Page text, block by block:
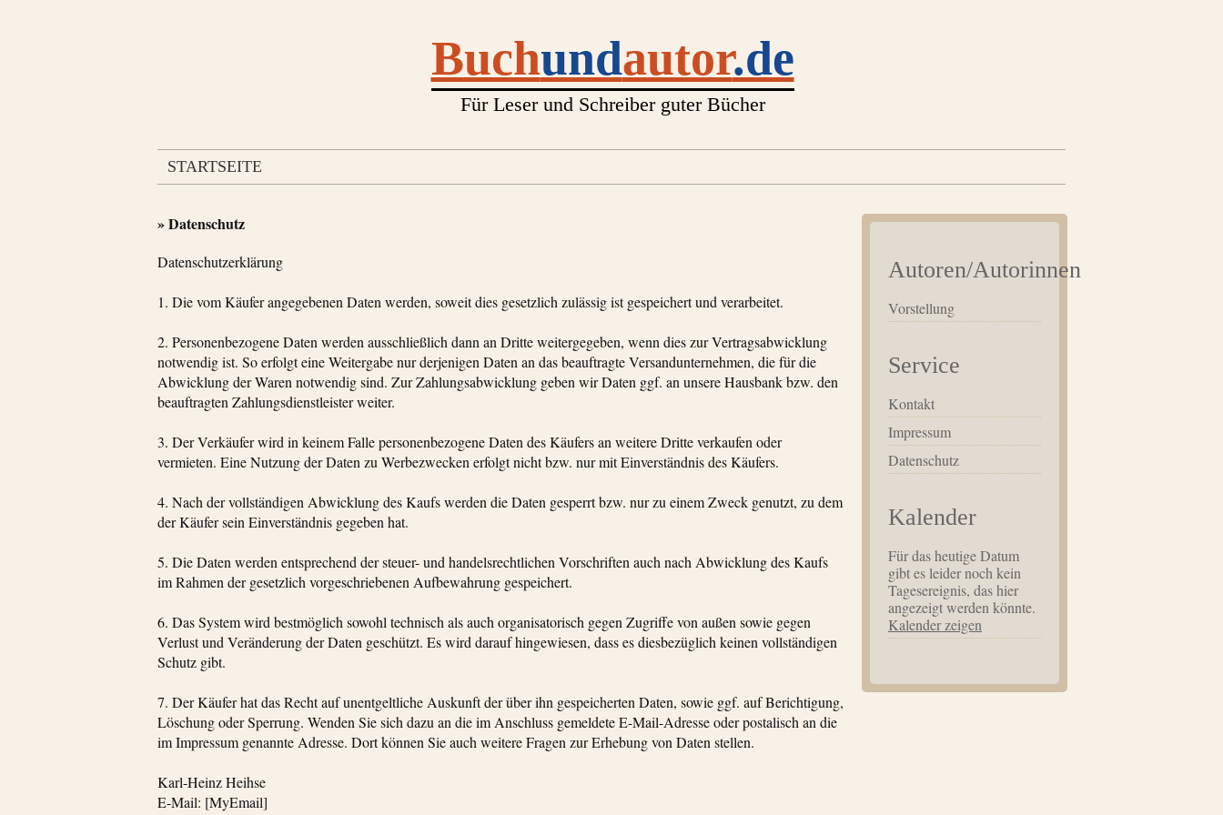
Buchundautor.de
Für Leser und Schreiber guter Bücher
STARTSEITE
» Datenschutz
Datenschutzerklärung
1. Die vom Käufer angegebenen Daten werden, soweit dies gesetzlich zulässig ist gespeichert und verarbeitet.
2. Personenbezogene Daten werden ausschließlich dann an Dritte weitergegeben, wenn dies zur Vertragsabwicklung
notwendig ist. So erfolgt eine Weitergabe nur derjenigen Daten an das beauftragte Versandunternehmen, die für die
Abwicklung der Waren notwendig sind. Zur Zahlungsabwicklung geben wir Daten ggf. an unsere Hausbank bzw. den
beauftragten Zahlungsdienstleister weiter.
3. Der Verkäufer wird in keinem Falle personenbezogene Daten des Käufers an weitere Dritte verkaufen oder
vermieten. Eine Nutzung der Daten zu Werbezwecken erfolgt nicht bzw. nur mit Einverständnis des Käufers.
4. Nach der vollständigen Abwicklung des Kaufs werden die Daten gesperrt bzw. nur zu einem Zweck genutzt, zu dem
der Käufer sein Einverständnis gegeben hat.
5. Die Daten werden entsprechend der steuer- und handelsrechtlichen Vorschriften auch nach Abwicklung des Kaufs
im Rahmen der gesetzlich vorgeschriebenen Aufbewahrung gespeichert.
6. Das System wird bestmöglich sowohl technisch als auch organisatorisch gegen Zugriffe von außen sowie gegen
Verlust und Veränderung der Daten geschützt. Es wird darauf hingewiesen, dass es diesbezüglich keinen vollständigen
Schutz gibt.
7. Der Käufer hat das Recht auf unentgeltliche Auskunft der über ihn gespeicherten Daten, sowie ggf. auf Berichtigung,
Löschung oder Sperrung. Wenden Sie sich dazu an die im Anschluss gemeldete E-Mail-Adresse oder postalisch an die
im Impressum genannte Adresse. Dort können Sie auch weitere Fragen zur Erhebung von Daten stellen.
Karl-Heinz Heihse
E-Mail: [MyEmail]
Autoren/Autorinnen
Vorstellung
Service
Kontakt
Impressum
Datenschutz
Kalender
Für das heutige Datum
gibt es leider noch kein
Tagesereignis, das hier
angezeigt werden könnte.
Kalender zeigen